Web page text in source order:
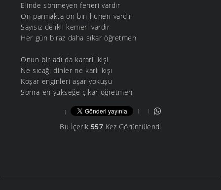
Elinde sönmeyen feneri vardır
On parmakta on bin hüneri vardır
Sayısız delikli kemeri vardır
Her gün biraz daha sıkar öğretmen
Onun bir adı da kararlı kişi
Ne sıcağı dinler ne karlı kışı
Koşar enginleri aşar yokuşu
Sonra en yükseğe çıkar öğretmen
Bu İçerik 557Kez Görüntülendi